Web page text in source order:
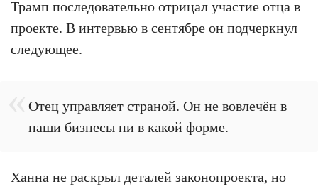
Трамп последовательно отрицал участие отца в
проекте. В интервью в сентябре он подчеркнул
следующее.
Отец управляет страной. Он не вовлечён в
наши бизнесы ни в какой форме.
Ханна не раскрыл деталей законопроекта, но